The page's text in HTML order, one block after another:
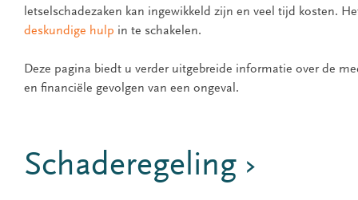
letselschadezaken kan ingewikkeld zijn en veel tijd kosten.
deskundige hulp in te schakelen.
Deze pagina biedt u verder uitgebreide informatie over de
en financiële gevolgen van een ongeval.
Schaderegeling ›